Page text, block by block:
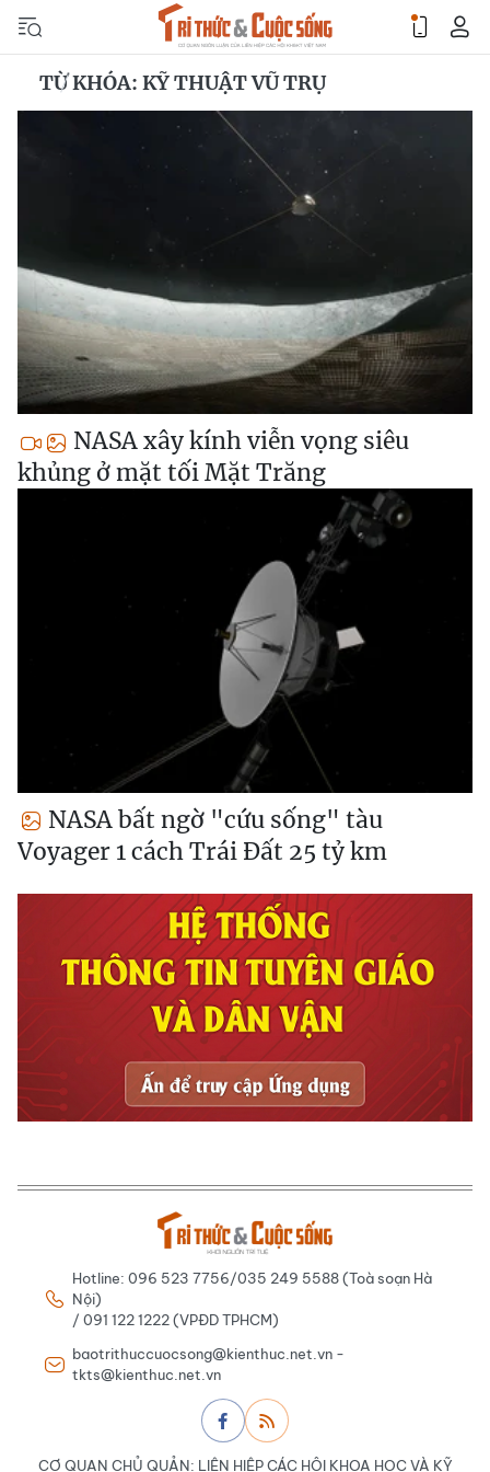
TỪ KHÓA: KỸ THUẬT VŨ TRỤ
NASA xây kính viễn vọng siêu
khủng ở mặt tối Mặt Trăng
NASA bất ngờ "cứu sống" tàu
Voyager 1 cách Trái Đất 25 tỷ km
Hotline: 096 523 7756/035 249 5588 (Toà soạn Hà
Nội)
/ 091 122 1222 (VPĐD TPHCM)
baotrithuccuocsong@kienthuc.net.vn -
tkts@kienthuc.net.vn
CƠ QUAN CHỦ QUẢN: LIÊN HIỆP CÁC HỘI KHOA HỌC VÀ KỸ